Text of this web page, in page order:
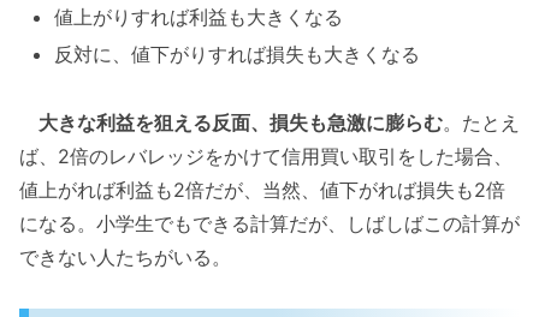
値上がりすれば利益も大きくなる
反対に、値下がりすれば損失も大きくなる
大きな利益を狙える反面、損失も急激に膨らむ。たとえ
ば、2倍のレバレッジをかけて信用買い取引をした場合、
値上がれば利益も2倍だが、当然、値下がれば損失も2倍
になる。小学生でもできる計算だが、しばしばこの計算が
できない人たちがいる。